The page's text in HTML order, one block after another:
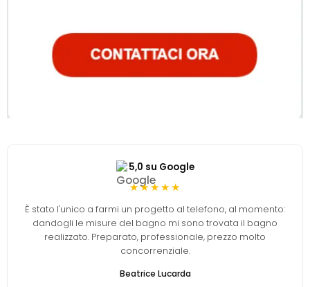
5,0 su Google
★★★★★
È stato l'unico a farmi un progetto al telefono, al momento:
dandogli le misure del bagno mi sono trovata il bagno
realizzato. Preparato, professionale, prezzo molto
concorrenziale.
Beatrice Lucarda